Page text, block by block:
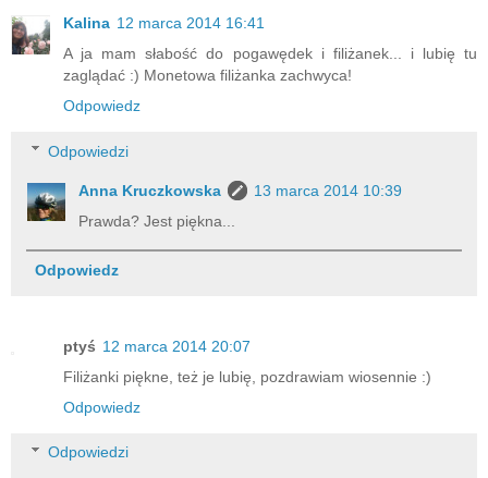
Kalina 12 marca 2014 16:41
A ja mam słabość do pogawędek i filiżanek... i lubię tu
zaglądać :) Monetowa filiżanka zachwyca!
Odpowiedz
Odpowiedzi
Anna Kruczkowska
13 marca 2014 10:39
Prawda? Jest piękna...
Odpowiedz
ptyś 12 marca 2014 20:07
Filiżanki piękne, też je lubię, pozdrawiam wiosennie :)
Odpowiedz
Odpowiedzi